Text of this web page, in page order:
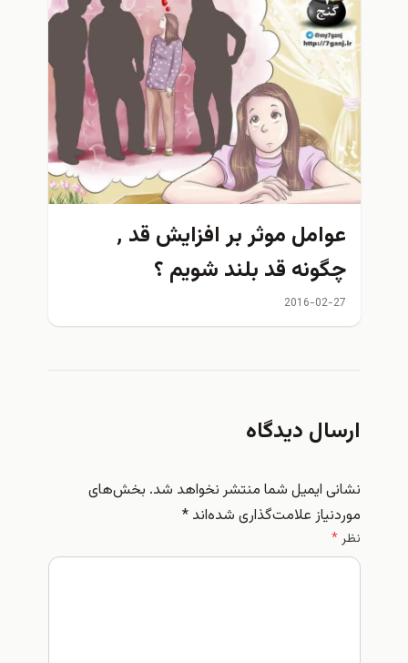
عوامل موثر بر افزایش قد ٬
چگونه قد بلند شویم ؟
2016-02-27
ارسال دیدگاه
نشانی ایمیل شما منتشر نخواهد شد. بخش‌های
موردنیاز علامت‌گذاری شده‌اند*
نظر*